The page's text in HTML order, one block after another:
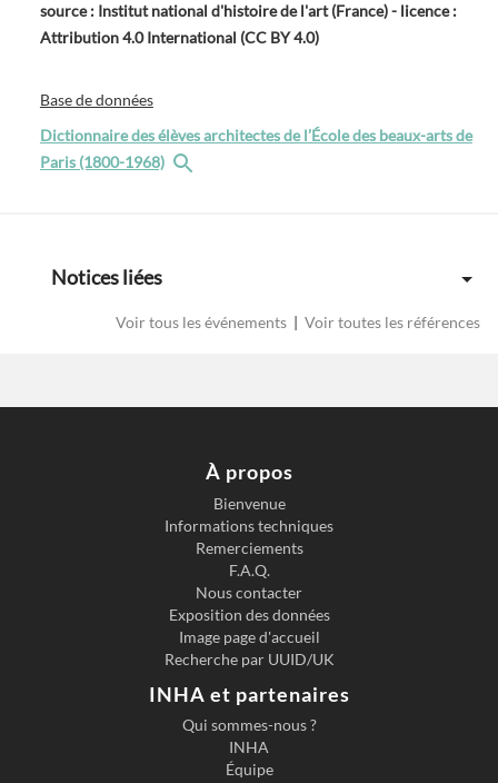
source : Institut national d'histoire de l'art (France) - licence :
Attribution 4.0 International (CC BY 4.0)
Base de données
Dictionnaire des élèves architectes de l’École des beaux-arts de
Paris (1800-1968)
Notices liées
Voir tous les événements | Voir toutes les références
À propos
Bienvenue
Informations techniques
Remerciements
F.A.Q.
Nous contacter
Exposition des données
Image page d'accueil
Recherche par UUID/UK
INHA et partenaires
Qui sommes-nous ?
INHA
Équipe